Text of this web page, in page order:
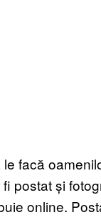
facă
postat și
online.